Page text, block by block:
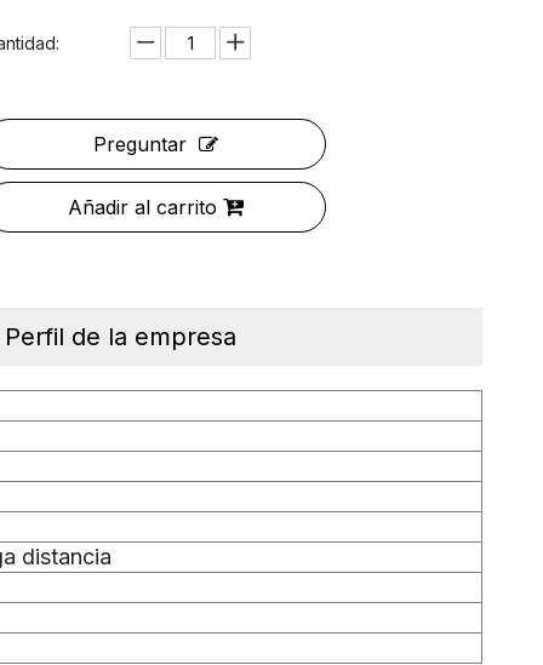
Preguntar
Añadir al carrito
Perfil de la empresa
distancia